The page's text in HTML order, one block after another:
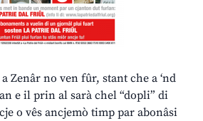
a Zenâr no ven fûr, stant che a ‘nd
e il prin al sarà chel “dopli” di
o vês ancjemò timp par abonâsi